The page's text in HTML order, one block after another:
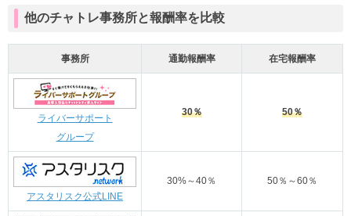
他のチャトレ事務所と報酬率を比較
事務所 通勤報酬率 在宅報酬率
ライバーサポート
グループ
30％ 50％
アスタリスク公式LINE
30%～40％ 50％～60％